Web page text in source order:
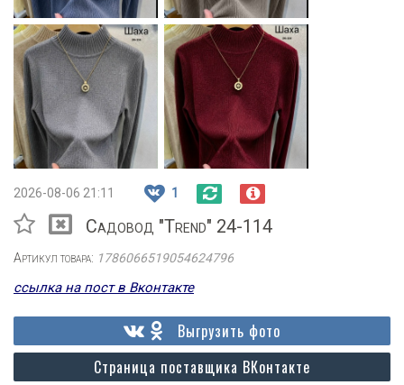
2026-08-06 21:11 1
Садовод "Trend" 24-114
Артикул товара: 1786066519054624796
ссылка на пост в Вконтакте
Страница поставщика ВКонтакте
Выгрузить фото